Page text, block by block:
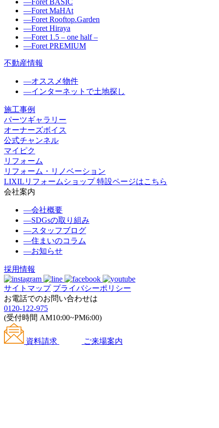
―Foret BASIC
―Foret MaHAt
―Foret Rooftop.Garden
―Foret Hiraya
―Foret 1.5 – one half –
―Foret PREMIUM
不動産情報
―オススメ物件
―インターネットで土地探し
施工事例
パーツギャラリー
オーナーズボイス
公式チャンネル
マイピク
リフォーム
リフォーム・リノベーション
LIXILリフォームショップ 特設ページはこちら
会社案内
―会社概要
―SDGsの取り組み
―スタッフブログ
―住まいのコラム
―お知らせ
採用情報
サイトマップ プライバシーポリシー
お電話でのお問い合わせは
0120-122-975
(受付時間 AM10:00~PM6:00)
資料請求 ご来場案内